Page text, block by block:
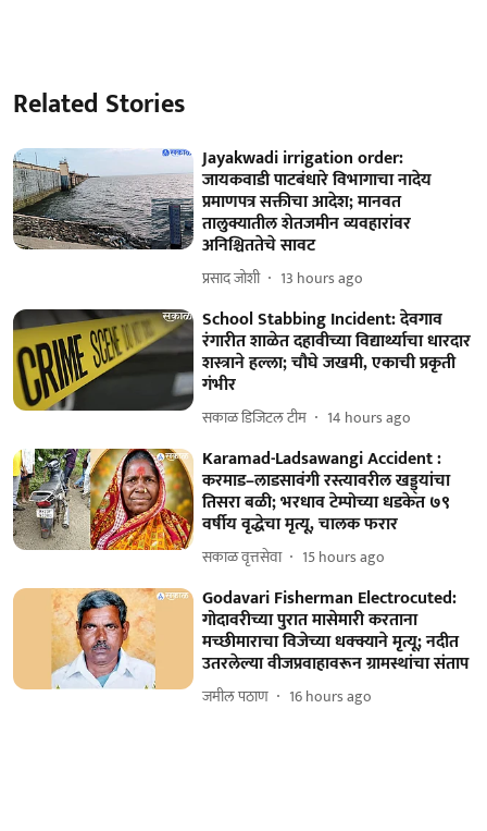
Related Stories
Jayakwadi irrigation order:
जायकवाडी पाटबंधारे विभागाचा नादेय
प्रमाणपत्र सक्तीचा आदेश; मानवत
तालुक्यातील शेतजमीन व्यवहारांवर
अनिश्चिततेचे सावट
प्रसाद जोशी 13 hours ago
School Stabbing Incident: देवगाव
रंगारीत शाळेत दहावीच्या विद्यार्थ्याचा धारदार
शस्त्राने हल्ला; चौघे जखमी, एकाची प्रकृती
गंभीर
सकाळ डिजिटल टीम 14 hours ago
Karamad-Ladsawangi Accident :
करमाड–लाडसावंगी रस्त्यावरील खड्ड्यांचा
तिसरा बळी; भरधाव टेम्पोच्या धडकेत ७९
वर्षीय वृद्धेचा मृत्यू, चालक फरार
सकाळ वृत्तसेवा 15 hours ago
Godavari Fisherman Electrocuted:
गोदावरीच्या पुरात मासेमारी करताना
मच्छीमाराचा विजेच्या धक्क्याने मृत्यू; नदीत
उतरलेल्या वीजप्रवाहावरून ग्रामस्थांचा संताप
जमील पठाण 16 hours ago